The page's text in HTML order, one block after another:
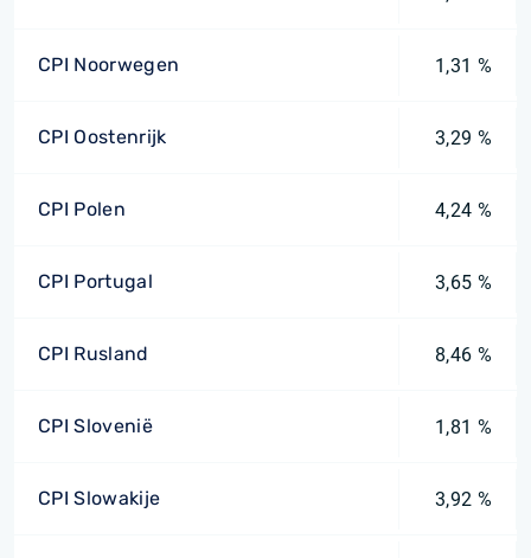
CPI Noorwegen 1,31 %
CPI Oostenrijk 3,29 %
CPI Polen 4,24 %
CPI Portugal 3,65 %
CPI Rusland 8,46 %
CPI Slovenië 1,81 %
CPI Slowakije 3,92 %